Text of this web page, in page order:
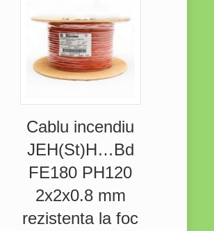
Cablu incendiu
JEH(St)H…Bd
FE180 PH120
2x2x0.8 mm
rezistenta la foc